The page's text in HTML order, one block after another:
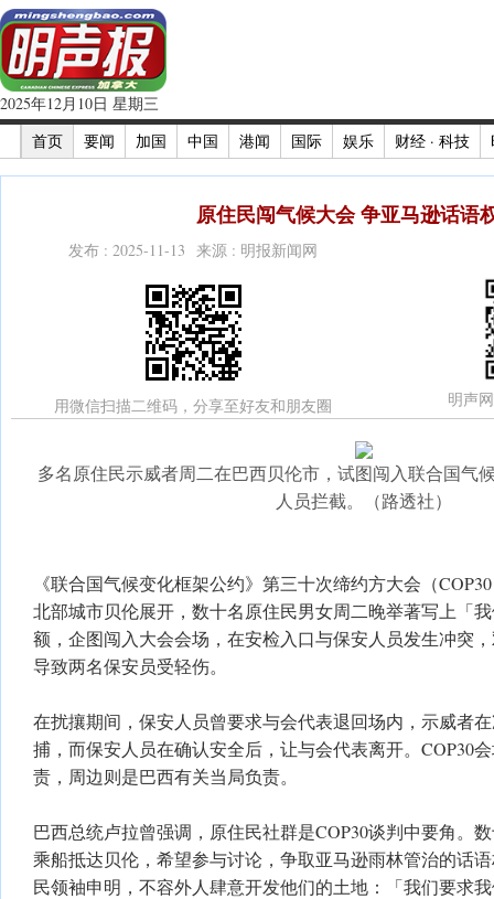
2025年12月10日 星期三
首页
要闻 加国 中国 港闻 国际 娱乐 财经 · 科技
原住民闯气候大会 争亚马逊话语
发布 : 2025-11-13 来源 : 明报新闻网
用微信扫描二维码，分享至好友和朋友圈 明声
多名原住民示威者周二在巴西贝伦市，试图闯入联合国气
人员拦截。（路透社）
《联合国气候变化框架公约》第三十次缔约方大会（
北部城市贝伦展开，数十名原住民男女周二晚举著写上「
额，企图闯入大会会场，在安检入口与保安人员发生冲突
导致两名保安员受轻伤。
在扰攘期间，保安人员曾要求与会代表退回场内，示威者
捕，而保安人员在确认安全后，让与会代表离开。COP30
责，周边则是巴西有关当局负责。
巴西总统卢拉曾强调，原住民社群是COP30谈判中要角。
乘船抵达贝伦，希望参与讨论，争取亚马逊雨林管治的话
民领袖申明，不容外人肆意开发他们的土地：「我们要求